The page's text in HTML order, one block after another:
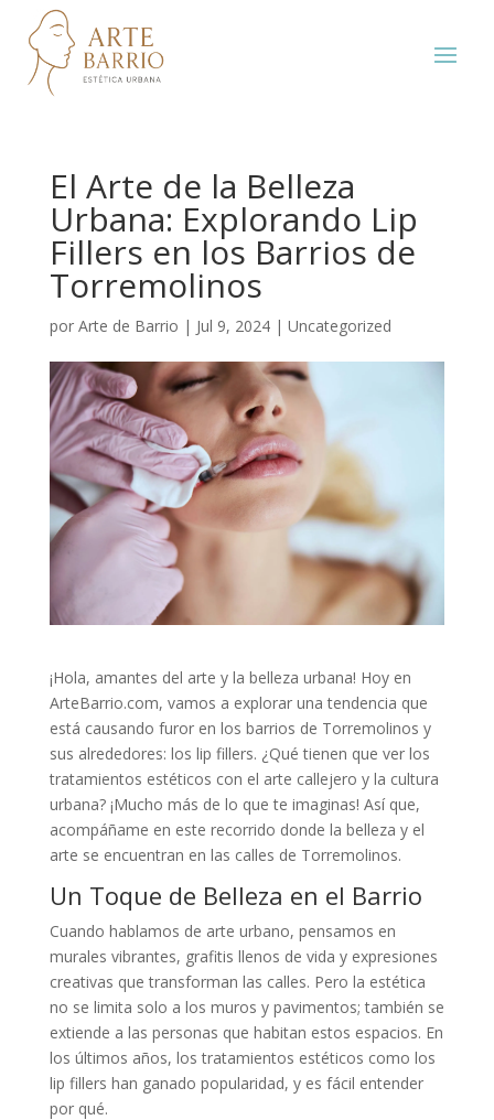
El Arte de la Belleza
Urbana: Explorando Lip
Fillers en los Barrios de
Torremolinos
por Arte de Barrio | Jul 9, 2024| Uncategorized
¡Hola, amantes del arte y la belleza urbana! Hoy en
ArteBarrio.com, vamos a explorar una tendencia que
está causando furor en los barrios de Torremolinos y
sus alrededores: los lip fillers. ¿Qué tienen que ver los
tratamientos estéticos con el arte callejero y la cultura
urbana? ¡Mucho más de lo que te imaginas! Así que,
acompáñame en este recorrido donde la belleza y el
arte se encuentran en las calles de Torremolinos.
Un Toque de Belleza en el Barrio
Cuando hablamos de arte urbano, pensamos en
murales vibrantes, grafitis llenos de vida y expresiones
creativas que transforman las calles. Pero la estética
no se limita solo a los muros y pavimentos; también se
extiende a las personas que habitan estos espacios. En
los últimos años, los tratamientos estéticos como los
lip fillers han ganado popularidad, y es fácil entender
por qué.